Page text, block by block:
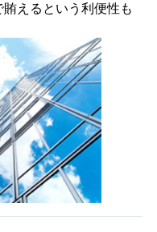
えるという利便性も